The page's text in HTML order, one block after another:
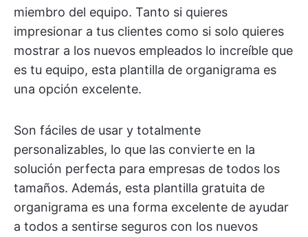
miembro del equipo. Tanto si quieres
impresionar a tus clientes como si solo quieres
mostrar a los nuevos empleados lo increíble que
es tu equipo, esta plantilla de organigrama es
una opción excelente.
Son fáciles de usar y totalmente
personalizables, lo que las convierte en la
solución perfecta para empresas de todos los
tamaños. Además, esta plantilla gratuita de
organigrama es una forma excelente de ayudar
a todos a sentirse seguros con los nuevos